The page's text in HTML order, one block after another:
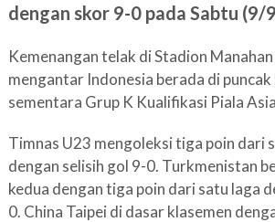
dengan skor 9-0 pada Sabtu
Kemenangan telak di Stadion
mengantar Indonesia berada di puncak
sementara Grup K Kualifikasi Piala
Timnas U23 mengoleksi tiga poin dari
dengan selisih gol 9-0. Turkmenistan
kedua dengan tiga poin dari satu laga
0. China Taipei di dasar klasemen